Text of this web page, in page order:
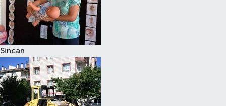
Sincan
Sağlık
Siyaset
Teknoloji
Televizyon